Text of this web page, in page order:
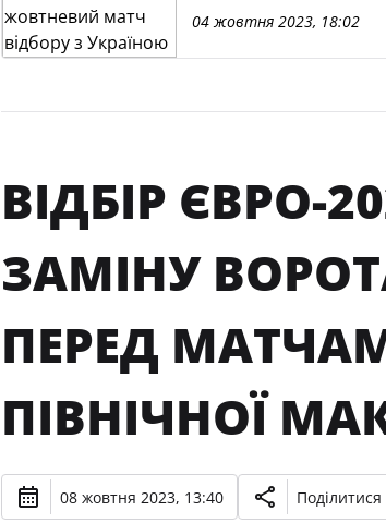
04 жовтня 2023, 18:02
ВІДБІР ЄВРО-
ЗАМІНУ
ПЕРЕД
ПІВНІЧНОЇ
08 жовтня 2023, 13:40 Поділитися